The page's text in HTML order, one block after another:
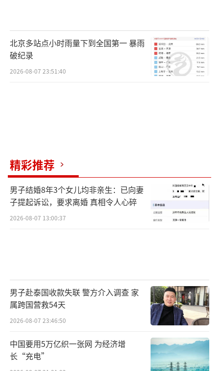
北京多站点小时雨量下到全国第一 暴雨
破纪录
2026-08-07 23:51:40
精彩推荐
男子结婚8年3个女儿均非亲生：已向妻
子提起诉讼，要求离婚 真相令人心碎
2026-08-07 13:00:37
男子赴泰国收款失联 警方介入调查 家
属跨国营救54天
2026-08-07 23:46:50
中国要用5万亿织一张网 为经济增
长“充电”